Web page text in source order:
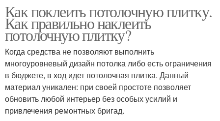
Как поклеить потолочную плитку.
Как правильно наклеить
потолочную плитку?
Когда средства не позволяют выполнить
многоуровневый дизайн потолка либо есть ограничения
в бюджете, в ход идет потолочная плитка. Данный
материал уникален: при своей простоте позволяет
обновить любой интерьер без особых усилий и
привлечения ремонтных бригад.